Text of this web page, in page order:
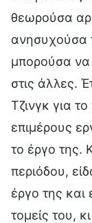
θεωρούσα
ανησυχούσα
μπορούσα να
στις άλλες.
Τζινγκ για
επιμέρους
το έργο της.
περιόδου,
έργο της και
τομείς του,